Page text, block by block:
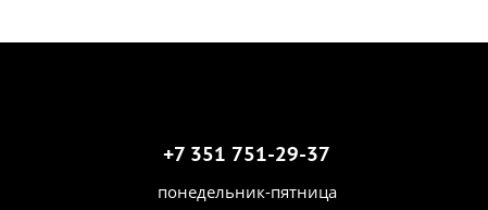
+7 351 751-29-37
понедельник-пятница